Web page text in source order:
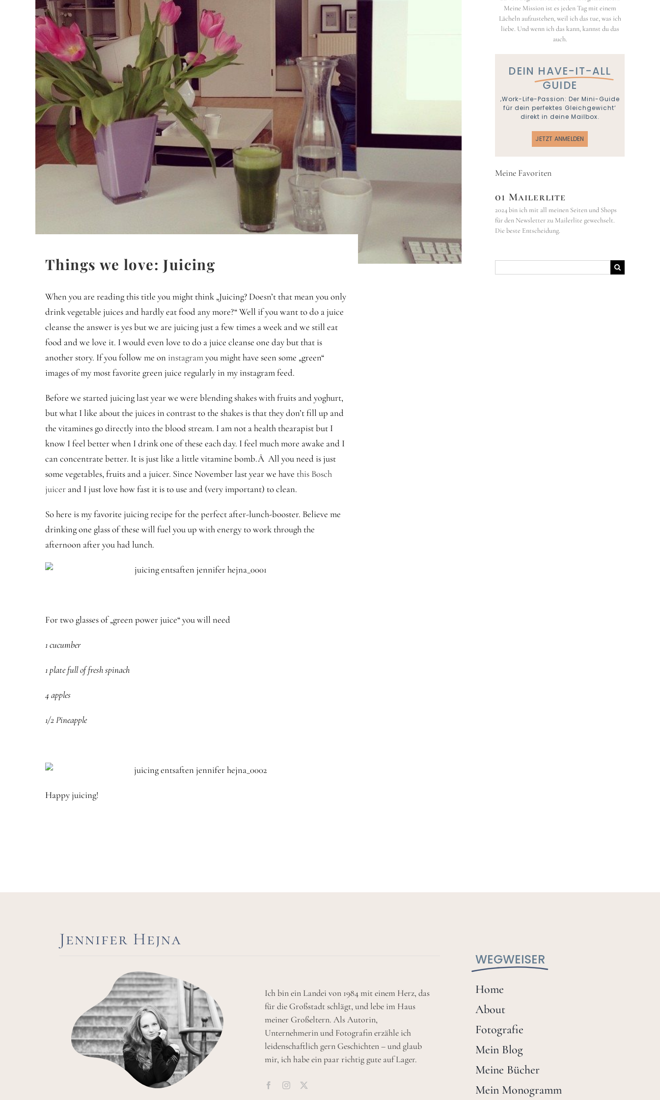
Things we love: Juicing
When you are reading this title you might think „Juicing? Doesn’t that mean you only
drink vegetable juices and hardly eat food any more?“ Well if you want to do a juice
cleanse the answer is yes but we are juicing just a few times a week and we still eat
food and we love it. I would even love to do a juice cleanse one day but that is
another story. If you follow me on instagramyou might have seen some „green“
images of my most favorite green juice regularly in my instagram feed.
Before we started juicing last year we were blending shakes with fruits and yoghurt,
but what I like about the juices in contrast to the shakes is that they don’t fill up and
the vitamines go directly into the blood stream. I am not a health thearapist but I
know I feel better when I drink one of these each day. I feel much more awake and I
can concentrate better. It is just like a little vitamine bomb.Â All you need is just
some vegetables, fruits and a juicer. Since November last year we have this Bosch
juicer and I just love how fast it is to use and (very important) to clean.
So here is my favorite juicing recipe for the perfect after-lunch-booster. Believe me
drinking one glass of these will fuel you up with energy to work through the
afternoon after you had lunch.
For two glasses of „green power juice“ you will need
1 cucumber
1 plate full of fresh spinach
4 apples
1/2 Pineapple
Happy juicing!
Meine Mission ist es jeden Tag mit einem
Lächeln aufzustehen, weil ich das tue, was ich
liebe. Und wenn ich das kann, kannst du das
auch.
DEIN HAVE-IT-ALL
GUIDE
‚Work-Life-Passion: Der Mini-Guide
für dein perfektes Gleichgewicht‘
direkt in deine Mailbox.
JETZT ANMELDEN
Meine Favoriten
01 Mailerlite
2024 bin ich mit all meinen Seiten und Shops
für den Newsletter zu Mailerlite gewechselt.
Die beste Entscheidung.
nach:
Jennifer Hejna
Ich bin ein Landei von 1984 mit einem Herz, das
für die Großstadt schlägt, und lebe im Haus
meiner Großeltern. Als Autorin,
Unternehmerin und Fotografin erzähle ich
leidenschaftlich gern Geschichten – und glaub
mir, ich habe ein paar richtig gute auf Lager.
WEGWEISER
Home
About
Fotografie
Mein Blog
Meine Bücher
Mein Monogramm